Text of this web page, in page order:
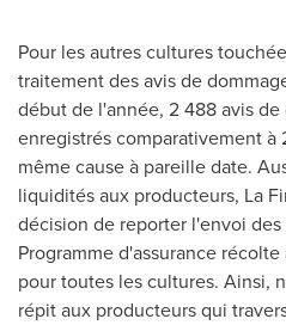
Pour les autres cultures
traitement des avis de
début de l'année, 2 488 avis
enregistrés comparativement
même cause à pareille date.
liquidités aux producteurs, La
décision de reporter l'envoi
Programme d'assurance
pour toutes les cultures. Ainsi,
répit aux producteurs qui